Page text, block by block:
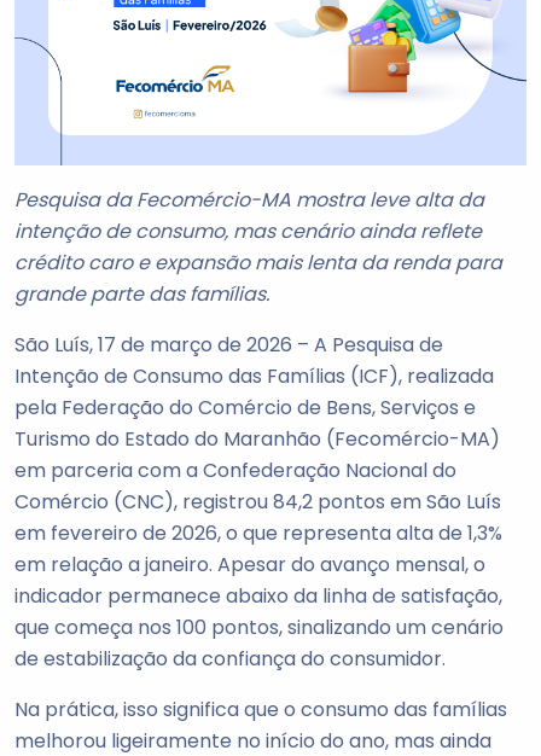
Pesquisa da Fecomércio-MA mostra leve alta da
intenção de consumo, mas cenário ainda reflete
crédito caro e expansão mais lenta da renda para
grande parte das famílias.
São Luís, 17 de março de 2026 – A Pesquisa de
Intenção de Consumo das Famílias (ICF), realizada
pela Federação do Comércio de Bens, Serviços e
Turismo do Estado do Maranhão (Fecomércio-MA)
em parceria com a Confederação Nacional do
Comércio (CNC), registrou 84,2 pontos em São Luís
em fevereiro de 2026, o que representa alta de 1,3%
em relação a janeiro. Apesar do avanço mensal, o
indicador permanece abaixo da linha de satisfação,
que começa nos 100 pontos, sinalizando um cenário
de estabilização da confiança do consumidor.
Na prática, isso significa que o consumo das famílias
melhorou ligeiramente no início do ano, mas ainda